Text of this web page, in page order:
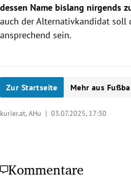
dessen Name bislang nirgends
auch der Alternativkandidat soll
ansprechend sein.
Zur Startseite Mehr aus
kurier.at, AHu | 03.07.2025, 17:30
Kommentare